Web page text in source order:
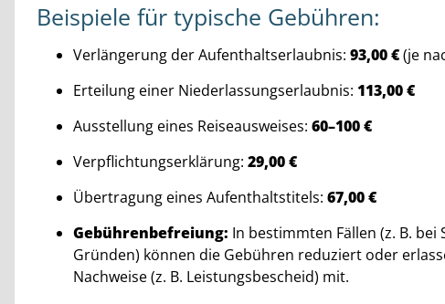
Beispiele für typische Gebühren:
Verlängerung der Aufenthaltserlaubnis: 93,00 €(je
Erteilung einer Niederlassungserlaubnis: 113,00 €
Ausstellung eines Reiseausweises: 60–100 €
Verpflichtungserklärung: 29,00 €
Übertragung eines Aufenthaltstitels: 67,00 €
Gebührenbefreiung: In bestimmten Fällen (z. B.
Gründen) können die Gebühren reduziert oder
Nachweise (z. B. Leistungsbescheid) mit.